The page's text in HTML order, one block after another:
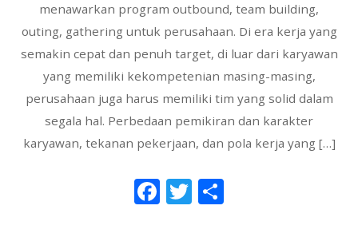
menawarkan program outbound, team building,
outing, gathering untuk perusahaan. Di era kerja yang
semakin cepat dan penuh target, di luar dari karyawan
yang memiliki kekompetenian masing-masing,
perusahaan juga harus memiliki tim yang solid dalam
segala hal. Perbedaan pemikiran dan karakter
karyawan, tekanan pekerjaan, dan pola kerja yang […]
F
ac
T
w